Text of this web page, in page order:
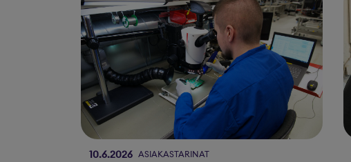
10.6.2026 ASIAKASTARINAT